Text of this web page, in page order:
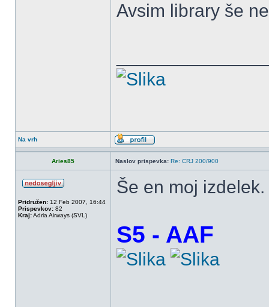
Avsim library še
Na vrh
Aries85 Naslov prispevka: Re: CRJ 200/900
Pridružen: 12 Feb 2007, 16:44
Prispevkov: 82
Kraj:Adria Airways (SVL)
Še en moj izdelek.
S5 - AAF